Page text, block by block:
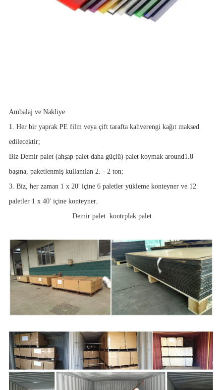
Ambalaj ve Nakliye
1. Her bir yaprak PE film veya çift tarafta kahverengi kağıt maksed
edilecektir;
Biz Demir palet (ahşap palet daha güçlü) palet koymak around1.8
başına, paketlenmiş kullanılan 2. - 2 ton;
3. Biz, her zaman 1 x 20' içine 6 paletler yükleme konteyner ve 12
paletler 1 x 40' içine konteyner.
Demir palet kontrplak palet